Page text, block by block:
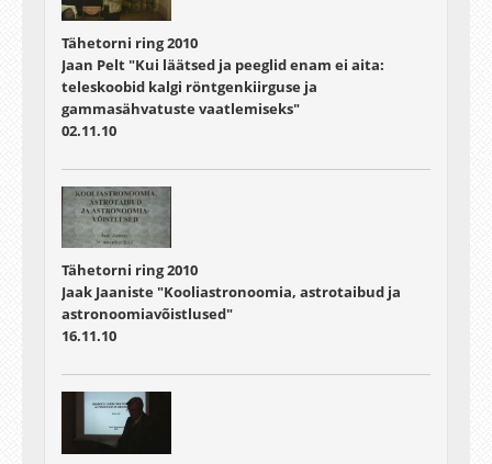
Tähetorni ring 2010
Jaan Pelt "Kui läätsed ja peeglid enam ei aita:
teleskoobid kalgi röntgenkiirguse ja
gammasähvatuste vaatlemiseks"
02.11.10
Tähetorni ring 2010
Jaak Jaaniste "Kooliastronoomia, astrotaibud ja
astronoomiavõistlused"
16.11.10